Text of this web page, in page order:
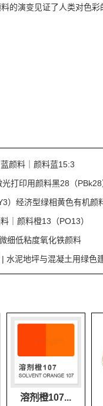
的演变见证了人类对色彩
颜料｜颜料蓝15:3
打印用颜料黑28（PBk28
）经济型绿相黄色有机颜
｜颜料橙13（PO13）
细低粘度氧化铁颜料
水泥地坪与混凝土用绿色
溶剂橙107...